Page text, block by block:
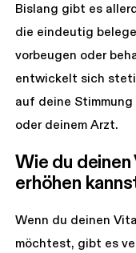
Bislang gibt es
die eindeutig
vorbeugen oder
entwickelt sich
auf deine
oder deinem Arzt.
Wie du
erhöhen
Wenn du deinen
möchtest, gibt es